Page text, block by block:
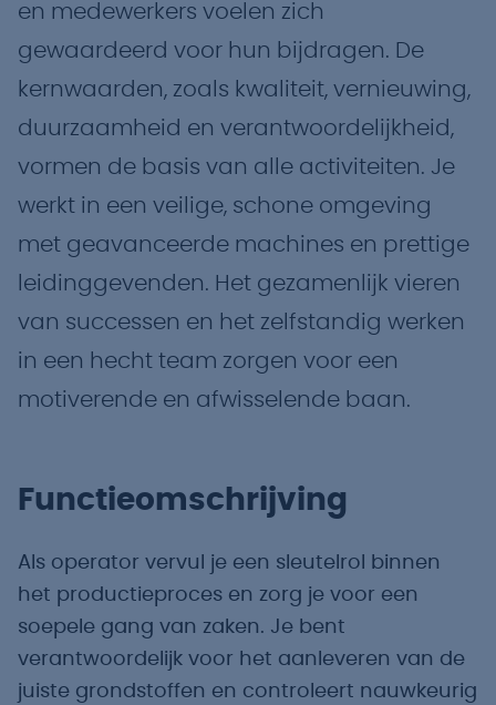
en medewerkers voelen zich
gewaardeerd voor hun bijdragen. De
kernwaarden, zoals kwaliteit, vernieuwing,
duurzaamheid en verantwoordelijkheid,
vormen de basis van alle activiteiten. Je
werkt in een veilige, schone omgeving
met geavanceerde machines en prettige
leidinggevenden. Het gezamenlijk vieren
van successen en het zelfstandig werken
in een hecht team zorgen voor een
motiverende en afwisselende baan.
Functieomschrijving
Als operator vervul je een sleutelrol binnen
het productieproces en zorg je voor een
soepele gang van zaken. Je bent
verantwoordelijk voor het aanleveren van de
juiste grondstoffen en controleert nauwkeurig